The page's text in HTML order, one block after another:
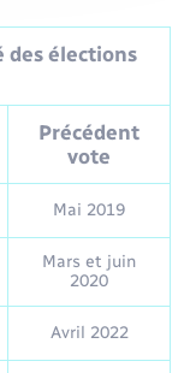
des élections
Précédent
vote
Mai 2019
Mars et juin
2020
Avril 2022